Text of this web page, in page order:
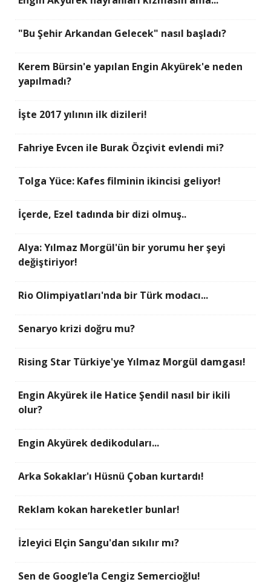
"Bu Şehir Arkandan Gelecek" nasıl başladı?
Kerem Bürsin'e yapılan Engin Akyürek'e neden
yapılmadı?
İşte 2017 yılının ilk dizileri!
Fahriye Evcen ile Burak Özçivit evlendi mi?
Tolga Yüce: Kafes filminin ikincisi geliyor!
İçerde, Ezel tadında bir dizi olmuş..
Alya: Yılmaz Morgül'ün bir yorumu her şeyi
değiştiriyor!
Rio Olimpiyatları'nda bir Türk modacı...
Senaryo krizi doğru mu?
Rising Star Türkiye'ye Yılmaz Morgül damgası!
Engin Akyürek ile Hatice Şendil nasıl bir ikili
olur?
Engin Akyürek dedikoduları...
Arka Sokaklar'ı Hüsnü Çoban kurtardı!
Reklam kokan hareketler bunlar!
İzleyici Elçin Sangu'dan sıkılır mı?
Sen de Google’la Cengiz Semercioğlu!